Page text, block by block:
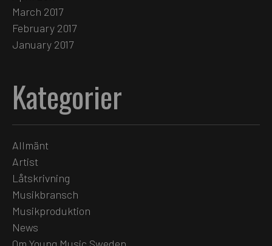
March 2017
February 2017
January 2017
Kategorier
Allmänt
Artist
Låtskrivning
Musikbransch
Musikproduktion
News